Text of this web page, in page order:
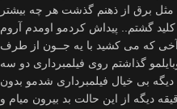
مثل برق از ذهنم گذشت هر چه بیشتر
گشتم.. پیداش کردمو اومدم آروم
آخی که می کشید با یه جــون از طرف
گذاشتم روی فیلمبرداری دو سه
بی خیال فیلمبرداری شدمو بدون
دیگه از این حالت بد بیرون میام و